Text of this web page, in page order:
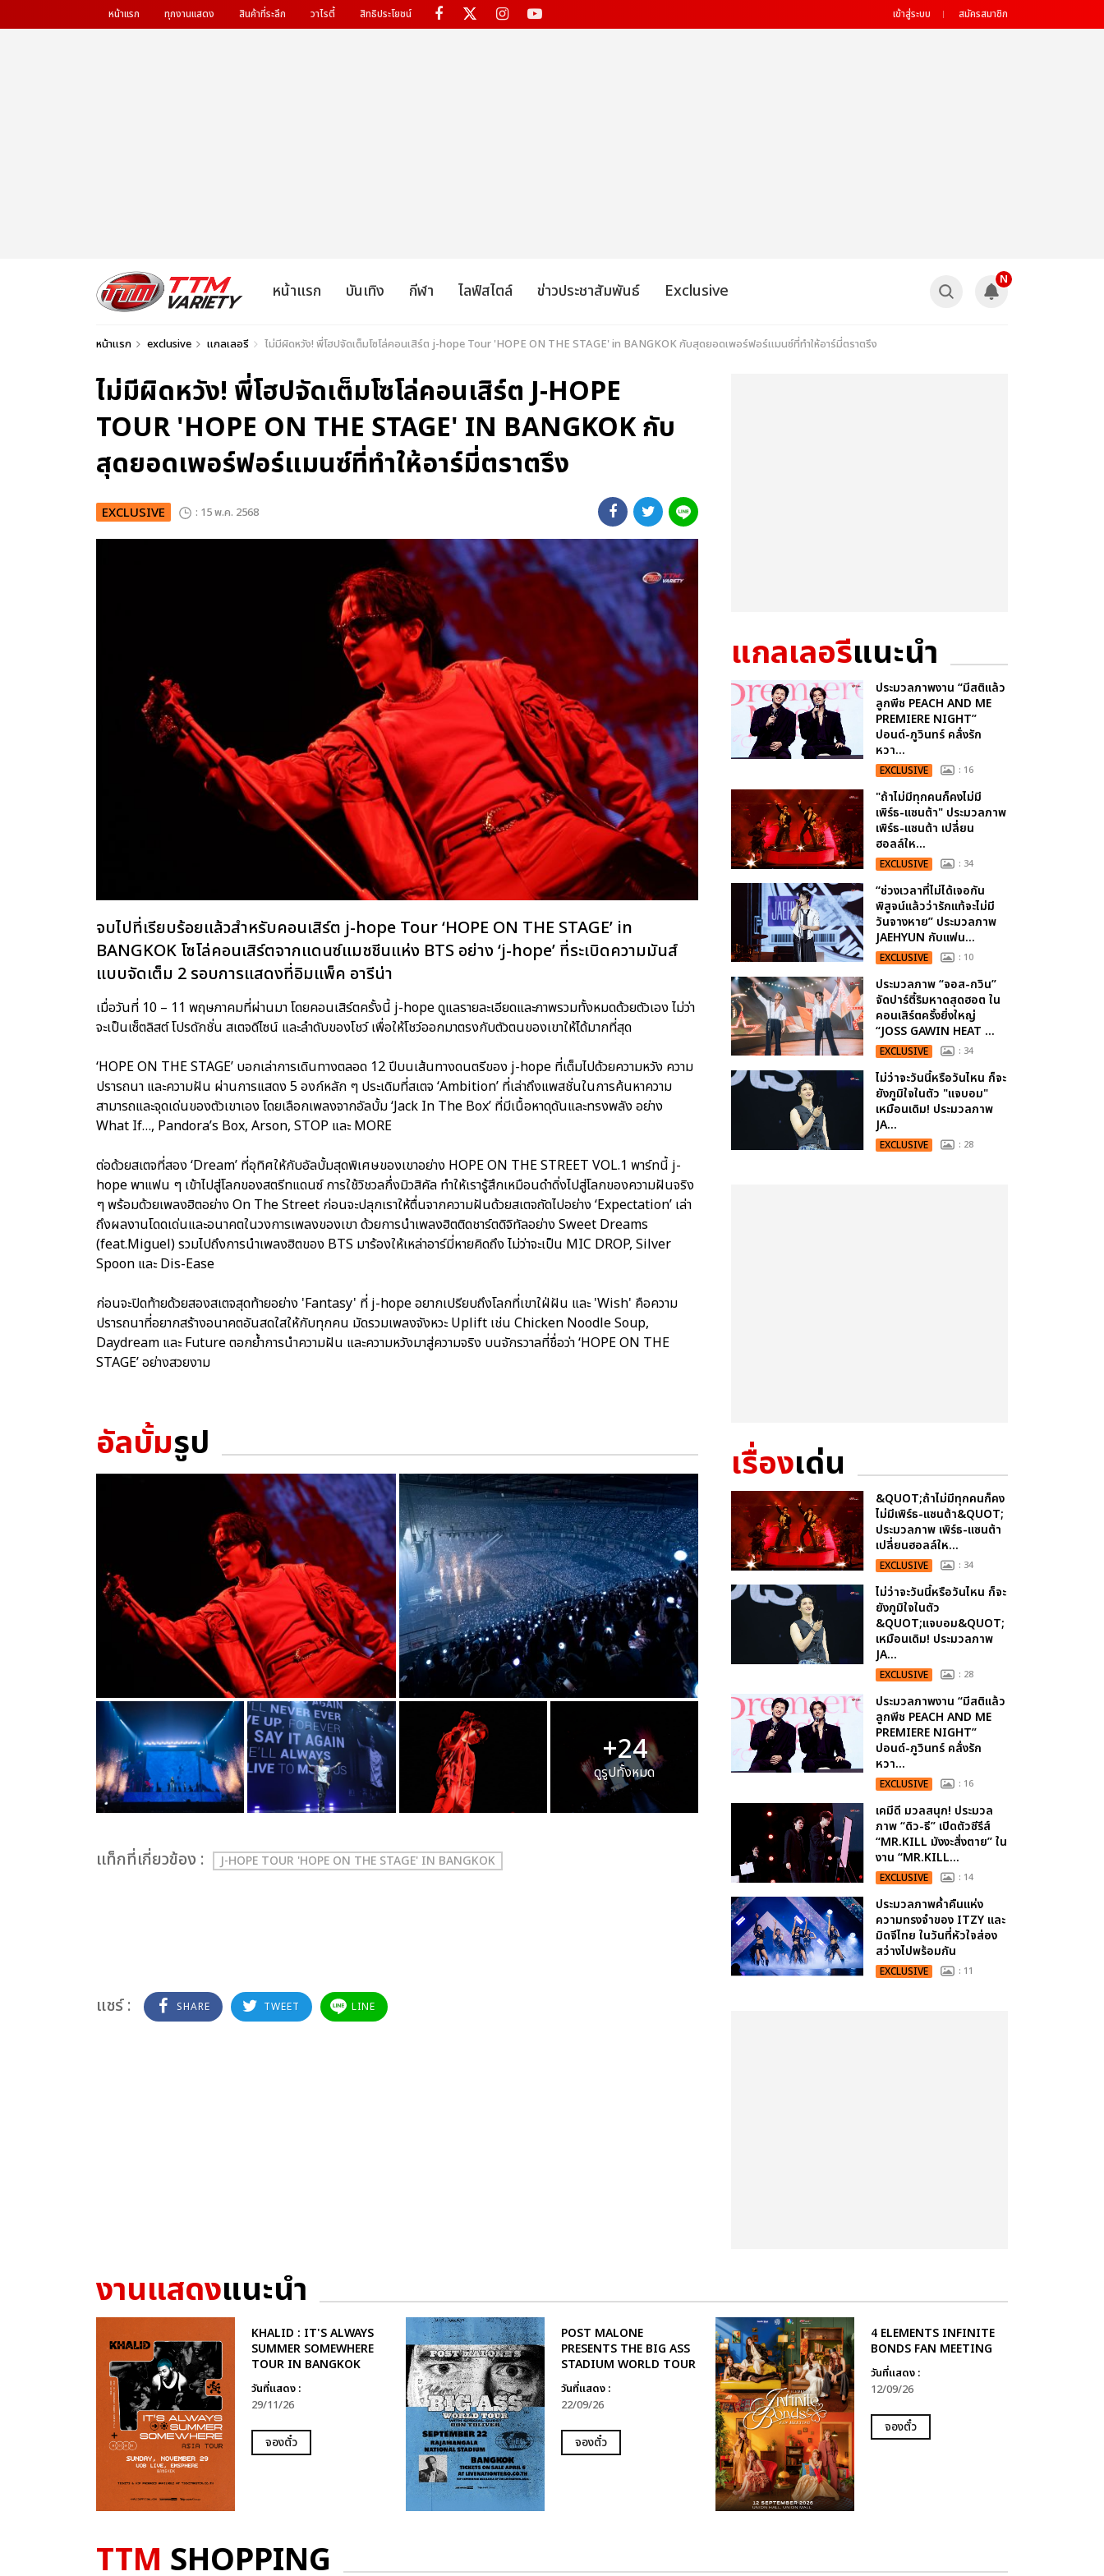
หน้าแรก ทุกงานแสดง สินค้าที่ระลึก วาไรตี้ สิทธิประโยชน์ เข้าสู่ระบบ สมัครสมาชิก
หน้าแรก บันเทิง กีฬา ไลฟ์สไตล์ ข่าวประชาสัมพันธ์ Exclusive
N
หน้าแรก exclusive แกลเลอรี ไม่มีผิดหวัง! พี่โฮปจัดเต็มโซโล่คอนเสิร์ต j-hope Tour 'HOPE ON THE STAGE' in BANGKOK กับสุดยอดเพอร์ฟอร์แมนซ์ที่ทำให้อาร์มี่ตราตรึง
ไม่มีผิดหวัง! พี่โฮปจัดเต็มโซโล่คอนเสิร์ต J-HOPE
TOUR 'HOPE ON THE STAGE' IN BANGKOK กับ
สุดยอดเพอร์ฟอร์แมนซ์ที่ทำให้อาร์มี่ตราตรึง
EXCLUSIVE : 15 พ.ค. 2568
จบไปที่เรียบร้อยแล้วสำหรับคอนเสิร์ต j-hope Tour ‘HOPE ON THE STAGE’ in
BANGKOK โซโล่คอนเสิร์ตจากแดนซ์แมชชีนแห่ง BTS อย่าง ‘j-hope’ ที่ระเบิดความมันส์
แบบจัดเต็ม 2 รอบการแสดงที่อิมแพ็ค อารีน่า
เมื่อวันที่ 10 – 11 พฤษภาคมที่ผ่านมา โดยคอนเสิร์ตครั้งนี้ j-hope ดูแลรายละเอียดและภาพรวมทั้งหมดด้วยตัวเอง ไม่ว่า
จะเป็นเซ็ตลิสต์ โปรดักชั่น สเตจดีไซน์ และลำดับของโชว์ เพื่อให้โชว์ออกมาตรงกับตัวตนของเขาให้ได้มากที่สุด
‘HOPE ON THE STAGE’ บอกเล่าการเดินทางตลอด 12 ปีบนเส้นทางดนตรีของ j-hope ที่เต็มไปด้วยความหวัง ความ
ปรารถนา และความฝัน ผ่านการแสดง 5 องก์หลัก ๆ ประเดิมที่สเตจ ‘Ambition’ ที่เล่าถึงแพสชั่นในการค้นหาความ
สามารถและจุดเด่นของตัวเขาเอง โดยเลือกเพลงจากอัลบั้ม ‘Jack In The Box’ ที่มีเนื้อหาดุดันและทรงพลัง อย่าง
What If…, Pandora’s Box, Arson, STOP และ MORE
ต่อด้วยสเตจที่สอง ‘Dream’ ที่อุทิศให้กับอัลบั้มสุดพิเศษของเขาอย่าง HOPE ON THE STREET VOL.1 พาร์ทนี้ j-
hope พาแฟน ๆ เข้าไปสู่โลกของสตรีทแดนซ์ การใช้วิชวลกึ่งมิวสิคัล ทำให้เรารู้สึกเหมือนดำดิ่งไปสู่โลกของความฝันจริง
ๆ พร้อมด้วยเพลงฮิตอย่าง On The Street ก่อนจะปลุกเราให้ตื่นจากความฝันด้วยสเตจถัดไปอย่าง ‘Expectation’ เล่า
ถึงผลงานโดดเด่นและอนาคตในวงการเพลงของเขา ด้วยการนำเพลงฮิตติดชาร์ตดิจิทัลอย่าง Sweet Dreams
(feat.Miguel) รวมไปถึงการนำเพลงฮิตของ BTS มาร้องให้เหล่าอาร์มี่หายคิดถึง ไม่ว่าจะเป็น MIC DROP, Silver
Spoon และ Dis-Ease
ก่อนจะปิดท้ายด้วยสองสเตจสุดท้ายอย่าง 'Fantasy' ที่ j-hope อยากเปรียบถึงโลกที่เขาใฝ่ฝัน และ 'Wish' คือความ
ปรารถนาที่อยากสร้างอนาคตอันสดใสให้กับทุกคน มัดรวมเพลงจังหวะ Uplift เช่น Chicken Noodle Soup,
Daydream และ Future ตอกย้ำการนำความฝัน และความหวังมาสู่ความจริง บนจักรวาลที่ชื่อว่า ‘HOPE ON THE
STAGE’ อย่างสวยงาม
อัลบั้มรูป
+24
ดูรูปทั้งหมด
เเท็กที่เกี่ยวข้อง : J-HOPE TOUR 'HOPE ON THE STAGE' IN BANGKOK
แชร์ : SHARE TWEET LINE
แกลเลอรีแนะนำ
ประมวลภาพงาน “มีสติแล้ว
ลูกพีช PEACH AND ME
PREMIERE NIGHT”
ปอนด์-ภูวินทร์ คลั่งรัก
หวา...
EXCLUSIVE : 16
"ถ้าไม่มีทุกคนก็คงไม่มี
เพิร์ธ-แซนต้า" ประมวลภาพ
เพิร์ธ-แซนต้า เปลี่ยน
ฮอลล์ให...
EXCLUSIVE : 34
“ช่วงเวลาที่ไม่ได้เจอกัน
พิสูจน์แล้วว่ารักแท้จะไม่มี
วันจางหาย” ประมวลภาพ
JAEHYUN กับแฟน...
EXCLUSIVE : 10
ประมวลภาพ “จอส-กวิน”
จัดปาร์ตี้ริมหาดสุดฮอต ใน
คอนเสิร์ตครั้งยิ่งใหญ่
“JOSS GAWIN HEAT ...
EXCLUSIVE : 34
ไม่ว่าจะวันนี้หรือวันไหน ก็จะ
ยังภูมิใจในตัว "แจบอม"
เหมือนเดิม! ประมวลภาพ
JA...
EXCLUSIVE : 28
เรื่องเด่น
&QUOT;ถ้าไม่มีทุกคนก็คง
ไม่มีเพิร์ธ-แซนต้า&QUOT;
ประมวลภาพ เพิร์ธ-แซนต้า
เปลี่ยนฮอลล์ให...
EXCLUSIVE : 34
ไม่ว่าจะวันนี้หรือวันไหน ก็จะ
ยังภูมิใจในตัว
&QUOT;แจบอม&QUOT;
เหมือนเดิม! ประมวลภาพ
JA...
EXCLUSIVE : 28
ประมวลภาพงาน “มีสติแล้ว
ลูกพีช PEACH AND ME
PREMIERE NIGHT”
ปอนด์-ภูวินทร์ คลั่งรัก
หวา...
EXCLUSIVE : 16
เคมีดี มวลสนุก! ประมวล
ภาพ “ดิว-ธี” เปิดตัวซีรีส์
“MR.KILL มังงะสั่งตาย” ใน
งาน “MR.KILL...
EXCLUSIVE : 14
ประมวลภาพค่ำคืนแห่ง
ความทรงจำของ ITZY และ
มิดจีไทย ในวันที่หัวใจส่อง
สว่างไปพร้อมกัน
EXCLUSIVE : 11
งานแสดงแนะนำ
KHALID : IT'S ALWAYS
SUMMER SOMEWHERE
TOUR IN BANGKOK
วันที่แสดง :
29/11/26
จองตั๋ว
POST MALONE
PRESENTS THE BIG ASS
STADIUM WORLD TOUR
วันที่แสดง :
22/09/26
จองตั๋ว
4 ELEMENTS INFINITE
BONDS FAN MEETING
วันที่แสดง :
12/09/26
จองตั๋ว
TTM SHOPPING